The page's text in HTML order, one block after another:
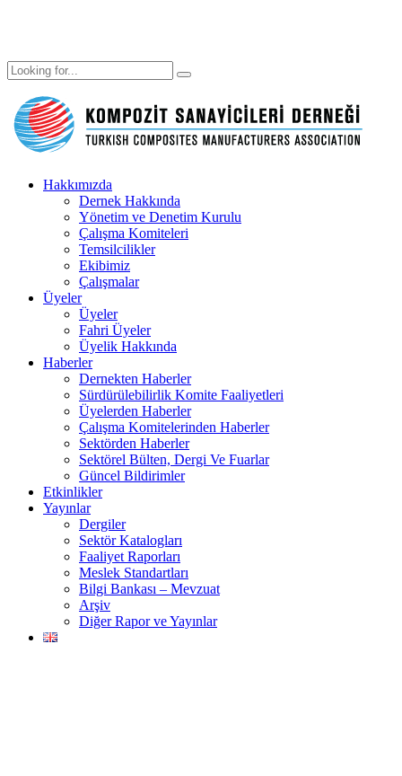
Hakkımızda
Dernek Hakkında
Yönetim ve Denetim Kurulu
Çalışma Komiteleri
Temsilcilikler
Ekibimiz
Çalışmalar
Üyeler
Üyeler
Fahri Üyeler
Üyelik Hakkında
Haberler
Dernekten Haberler
Sürdürülebilirlik Komite Faaliyetleri
Üyelerden Haberler
Çalışma Komitelerinden Haberler
Sektörden Haberler
Sektörel Bülten, Dergi Ve Fuarlar
Güncel Bildirimler
Etkinlikler
Yayınlar
Dergiler
Sektör Katalogları
Faaliyet Raporları
Meslek Standartları
Bilgi Bankası – Mevzuat
Arşiv
Diğer Rapor ve Yayınlar